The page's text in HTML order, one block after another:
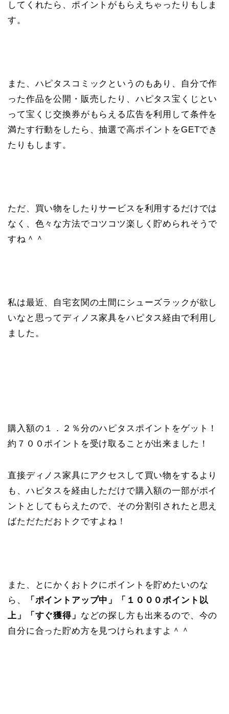
してくれたら、ポイントがもらえちゃったりもしま
す。
また、ハピタスコミックというのもあり、自分で作
った作品を公開・販売したり、ハピタス宝くじとい
って宝くじ交換券がもらえる広告を利用して条件を
満たす行動をしたら、抽選で高ポイントをGETでき
たりもします。
ただ、買い物をしたりサービスを利用するだけでは
なく、色々な方法でコツコツ楽しく貯められそうで
すね＾＾
私は最近、自宅玄関の土間にシューズラックが欲し
いなと思ってディノス家具をハピタス経由で利用し
ました。
購入額の１．２％分のハピタスポイントをゲット！
約７００ポイントを受け取ることが出来ました！
直接ディノス家具にアクセスして買い物をするより
も、ハピタスを経由しただけで購入額の一部がポイ
ントとしてもらえたので、その分割引されたと思え
ばただただおトクですよね！
また、とにかくおトクにポイントを貯めたいのな
ら、
「ポイントアップ中」「１０００ポイント以
上」「すぐ獲得」 などの探し方も出来るので、今の
自分に合った貯め方を見つけられますよ＾＾